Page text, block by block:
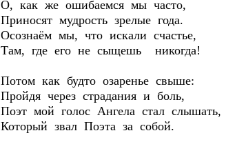
О, как же ошибаемся мы часто,
Приносят мудрость зрелые года.
Осознаём мы, что искали счастье,
Там, где его не сыщешь никогда!
Потом как будто озаренье свыше:
Пройдя через страдания и боль,
Поэт мой голос Ангела стал слышать,
Который звал Поэта за собой.